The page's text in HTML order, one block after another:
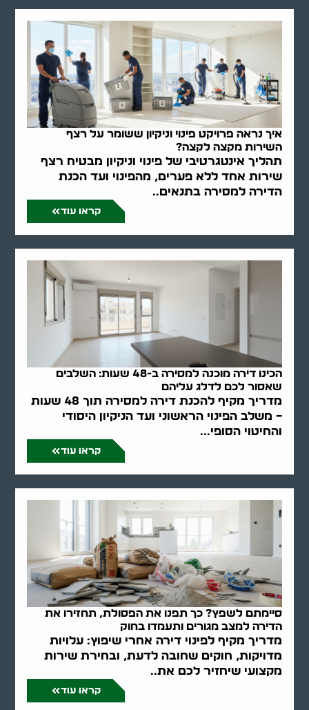
איך נראה פרויקט פינוי וניקיון ששומר על רצף
השירות מקצה לקצה?
תהליך אינטגרטיבי של פינוי וניקיון מבטיח רצף
שירות אחד ללא פערים, מהפינוי ועד הכנת
הדירה למסירה בתנאים..
קראו עוד
הכינו דירה מוכנה למסירה ב-48 שעות: השלבים
שאסור לכם לדלג עליהם
מדריך מקיף להכנת דירה למסירה תוך 48 שעות
– משלב הפינוי הראשוני ועד הניקיון היסודי
והחיטוי הסופי...
קראו עוד
סיימתם לשפץ? כך תפנו את הפסולת, תחזירו את
הדירה למצב מגורים ותעמדו בחוק
מדריך מקיף לפינוי דירה אחרי שיפוץ: עלויות
מדויקות, חוקים שחובה לדעת, ובחירת שירות
מקצועי שיחזיר לכם את..
קראו עוד